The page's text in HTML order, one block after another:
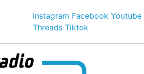
Instagram Facebook Youtube
Threads Tiktok